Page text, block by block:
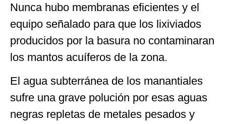
Nunca hubo membranas eficientes y el
equipo señalado para que los lixiviados
producidos por la basura no contaminaran
los mantos acuíferos de la zona.
El agua subterránea de los manantiales
sufre una grave polución por esas aguas
negras repletas de metales pesados y